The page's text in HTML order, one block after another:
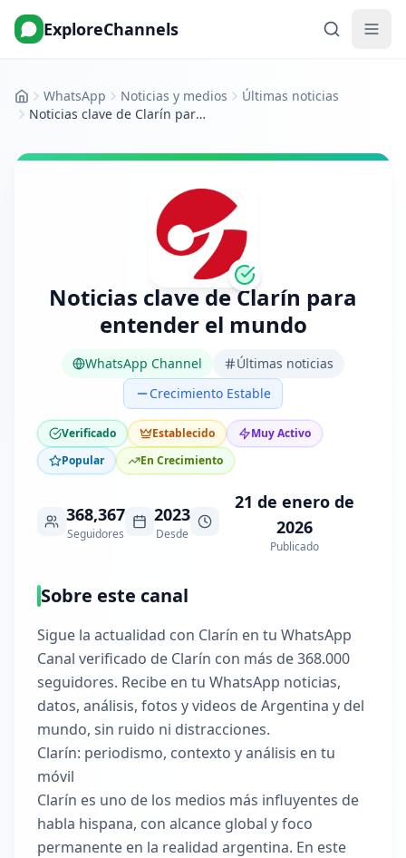
ExploreChannels
InicioWhatsApp Noticias y medios
Últimas noticias
Noticias clave de Clarín para entender el mundo
Noticias clave de Clarín para
entender el mundo
WhatsApp Channel
Últimas noticias
Crecimiento Estable
Verificado Establecido
Muy Activo
Popular
En Crecimiento
368,367
Seguidores
2023
Desde
21 de enero de
2026
Publicado
Sobre este canal
Sigue la actualidad con Clarín en tu WhatsApp
Canal verificado de Clarín con más de 368.000
seguidores. Recibe en tu WhatsApp noticias,
datos, análisis, fotos y videos de Argentina y del
mundo, sin ruido ni distracciones.
Clarín: periodismo, contexto y análisis en tu
móvil
Clarín es uno de los medios más influyentes de
habla hispana, con alcance global y foco
permanente en la realidad argentina. En este